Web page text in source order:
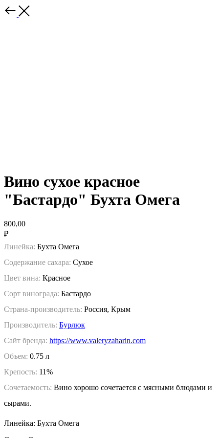
Вино сухое красное
"Бастардо" Бухта Омега
800,00
₽
Линейка: Бухта Омега
Содержание сахара: Сухое
Цвет вина: Красное
Сорт винограда: Бастардо
Страна-производитель: Россия, Крым
Производитель: Бурлюк
Сайт бренда: https://www.valeryzaharin.com
Объем: 0.75 л
Крепость: 11%
Сочетаемость: Вино хорошо сочетается с мясными блюдами и
сырами.
Линейка: Бухта Омега